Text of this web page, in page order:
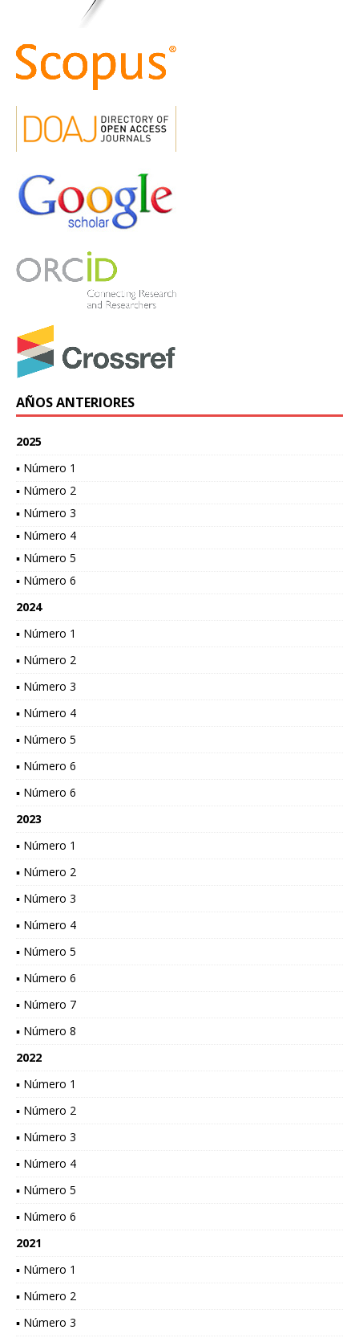
AÑOS ANTERIORES
2025
▪ Número 1
▪ Número 2
▪ Número 3
▪ Número 4
▪ Número 5
▪ Número 6
2024
▪ Número 1
▪ Número 2
▪ Número 3
▪ Número 4
▪ Número 5
▪ Número 6
▪ Número 6
2023
▪ Número 1
▪ Número 2
▪ Número 3
▪ Número 4
▪ Número 5
▪ Número 6
▪ Número 7
▪ Número 8
2022
▪ Número 1
▪ Número 2
▪ Número 3
▪ Número 4
▪ Número 5
▪ Número 6
2021
▪ Número 1
▪ Número 2
▪ Número 3